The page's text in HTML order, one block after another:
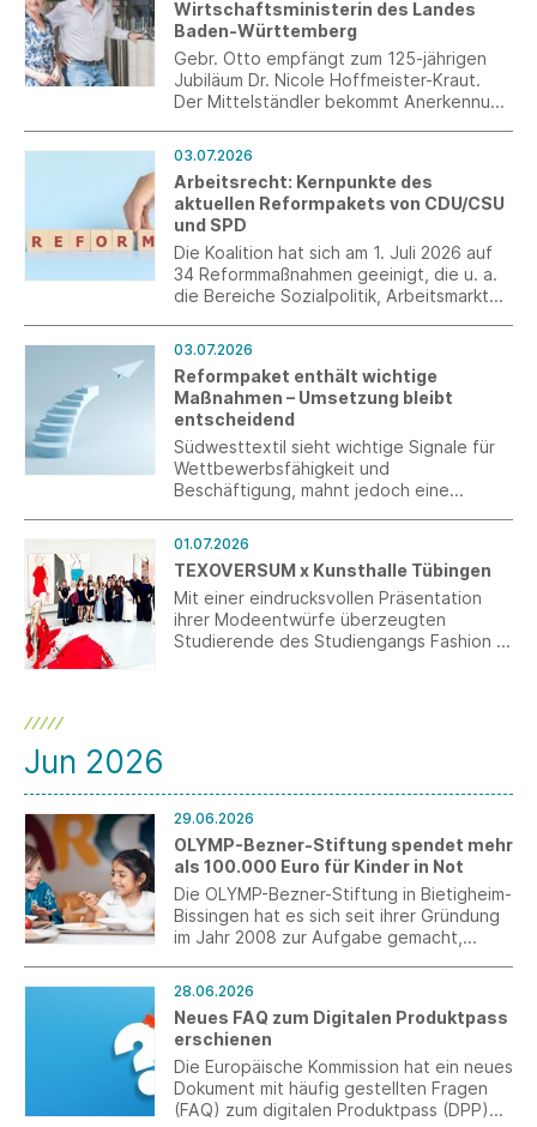
vorgelegt.
Wirtschaftsministerin des Landes
Baden-Württemberg
Gebr. Otto empfängt zum 125-jährigen
Jubiläum Dr. Nicole Hoffmeister-Kraut.
Der Mittelständler bekommt Anerkennung
03.07.2026
Arbeitsrecht: Kernpunkte des
aktuellen Reformpakets von CDU/CSU
und SPD
Die Koalition hat sich am 1. Juli 2026 auf
34 Reformmaßnahmen geeinigt, die u. a.
die Bereiche Sozialpolitik, Arbeitsmarkt
schaffen, Arbeitsplätze sichern und den
Zusammenhalt in Deutschland stärken.
03.07.2026
Reformpaket enthält wichtige
Maßnahmen – Umsetzung bleibt
entscheidend
Südwesttextil sieht wichtige Signale für
Wettbewerbsfähigkeit und
Beschäftigung, mahnt jedoch eine
01.07.2026
TEXOVERSUM x Kunsthalle Tübingen
Mit einer eindrucksvollen Präsentation
ihrer Modeentwürfe überzeugten
Studierende des Studiengangs Fashion &
Kunsthalle Tübingen und fand im Rahmen
der Ausstellung „ALEX KATZ. DANCING
WITH REALITY“ statt.
Jun 2026
29.06.2026
OLYMP-Bezner-Stiftung spendet mehr
als 100.000 Euro für Kinder in Not
Die OLYMP-Bezner-Stiftung in Bietigheim-
Bissingen hat es sich seit ihrer Gründung
im Jahr 2008 zur Aufgabe gemacht,
Bildung zu unterstützen. 2025 wurden
hierfür weitere 104.000 Euro an
Spendengeldern für verschiedene
Projekte in Deutschland, Brasilien, Haiti,
Indonesien, Madagaskar, Myanmar und
der Ukraine karitativ verwendet.
28.06.2026
Neues FAQ zum Digitalen Produktpass
erschienen
Die Europäische Kommission hat ein neues
Dokument mit häufig gestellten Fragen
(FAQ) zum digitalen Produktpass (DPP)